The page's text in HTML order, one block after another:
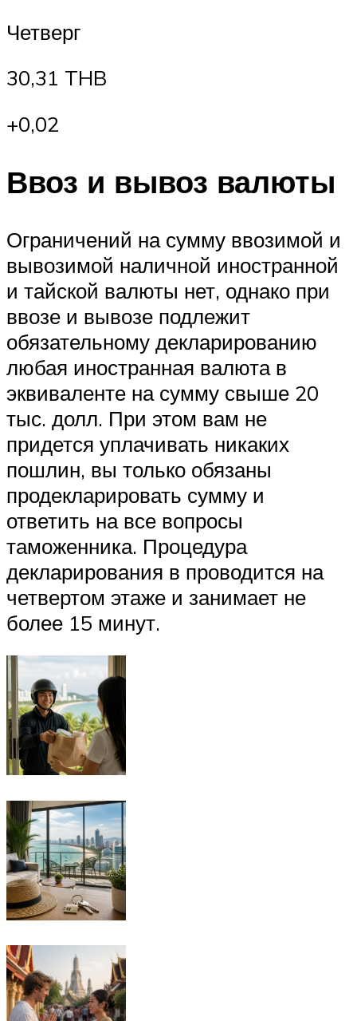
Четверг
30,31 THB
+0,02
Ввоз и вывоз валюты
Ограничений на сумму ввозимой и
вывозимой наличной иностранной
и тайской валюты нет, однако при
ввозе и вывозе подлежит
обязательному декларированию
любая иностранная валюта в
эквиваленте на сумму свыше 20
тыс. долл. При этом вам не
придется уплачивать никаких
пошлин, вы только обязаны
продекларировать сумму и
ответить на все вопросы
таможенника. Процедура
декларирования в проводится на
четвертом этаже и занимает не
более 15 минут.